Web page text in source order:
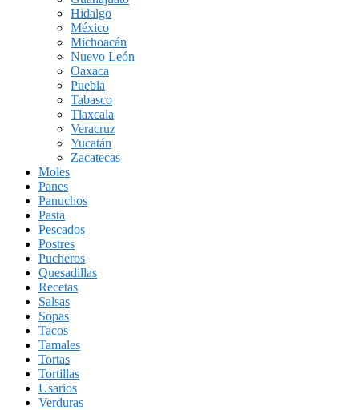
Hidalgo
México
Michoacán
Nuevo León
Oaxaca
Puebla
Tabasco
Tlaxcala
Veracruz
Yucatán
Zacatecas
Moles
Panes
Panuchos
Pasta
Pescados
Postres
Pucheros
Quesadillas
Recetas
Salsas
Sopas
Tacos
Tamales
Tortas
Tortillas
Usarios
Verduras